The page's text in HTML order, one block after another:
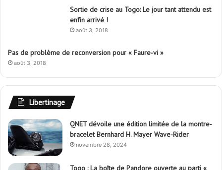
QNET dévoile une édition limitée de la montre-
novembre 28, 2024
Togo : La boîte de Pandore ouverte au parti «
Q-NET »
août 23, 2024
Togo : Vivement les frasques des autres
août 23, 2024